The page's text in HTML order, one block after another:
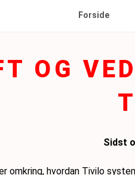
Forside
OG
Sidst
omkring, hvordan Tivilo